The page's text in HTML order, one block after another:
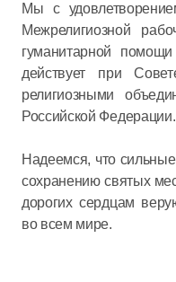
Мы с
Межрелигиозной
гуманитарной
действует при
религиозными
Российской Федерации.
Надеемся, что
сохранению святых
дорогих сердцам
во всем мире.